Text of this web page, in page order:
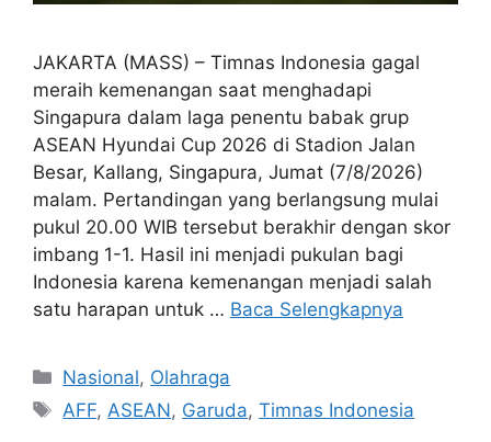
JAKARTA (MASS) – Timnas Indonesia gagal
meraih kemenangan saat menghadapi
Singapura dalam laga penentu babak grup
ASEAN Hyundai Cup 2026 di Stadion Jalan
Besar, Kallang, Singapura, Jumat (7/8/2026)
malam. Pertandingan yang berlangsung mulai
pukul 20.00 WIB tersebut berakhir dengan skor
imbang 1-1. Hasil ini menjadi pukulan bagi
Indonesia karena kemenangan menjadi salah
satu harapan untuk … Baca Selengkapnya
Kategori
Nasional, Olahraga
Tag
AFF, ASEAN, Garuda,Timnas Indonesia